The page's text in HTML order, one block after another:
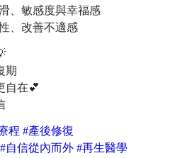
、敏感度與幸福感
、改善不適感
期
自在💕
程 #產後修復
自信從內而外 #再生醫學